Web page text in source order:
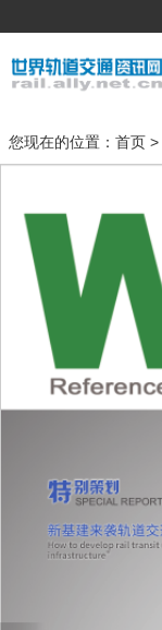
您现在的位置： 首页 >